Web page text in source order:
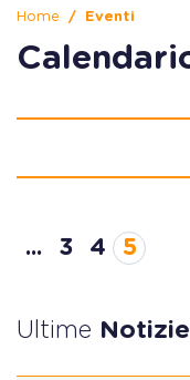
Home Eventi
... 3 4 5
Ultime Notizie